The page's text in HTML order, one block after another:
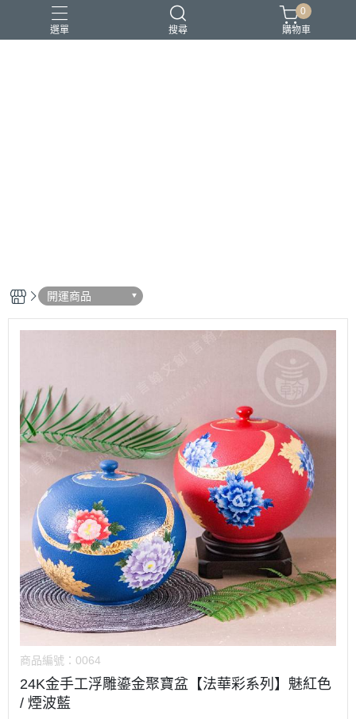
選單 搜尋
0
購物車
開運商品
商品編號： 0064
24K金手工浮雕鎏金聚寶盆【法華彩系列】魅紅色
/ 煙波藍